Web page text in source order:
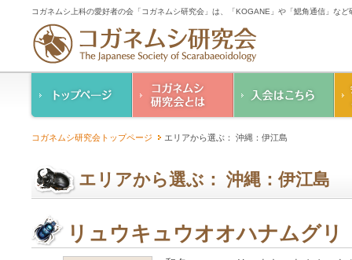
コガネムシ上科の愛好者の会「コガネムシ研究会」は、「KOGANE」や「鰓角通信」な
ご案内
幹事紹介
人情報保護要領
コガネムシ研究会トップページ エリアから選ぶ： 沖縄：伊江島
エリアから選ぶ： 沖縄：伊江島
リュウキュウオオハナムグ